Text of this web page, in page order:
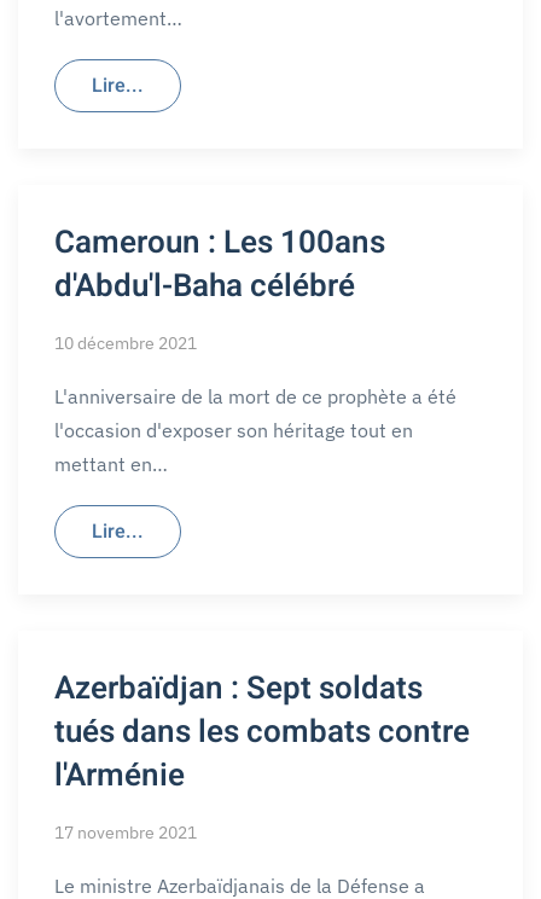
l'avortement…
Lire...
Cameroun : Les 100ans
d'Abdu'l-Baha célébré
10 décembre 2021
L'anniversaire de la mort de ce prophète a été
l'occasion d'exposer son héritage tout en
mettant en…
Lire...
Azerbaïdjan : Sept soldats
tués dans les combats contre
l'Arménie
17 novembre 2021
Le ministre Azerbaïdjanais de la Défense a